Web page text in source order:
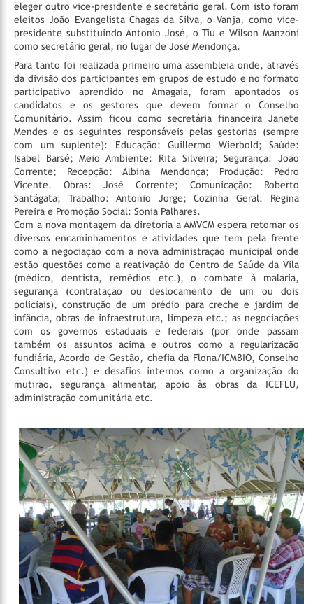
eleger outro vice-presidente e secretário geral. Com isto foram
eleitos João Evangelista Chagas da Silva, o Vanja, como vice-
presidente substituindo Antonio José, o Tiú e Wilson Manzoni
como secretário geral, no lugar de José Mendonça.
Para tanto foi realizada primeiro uma assembleia onde, através
da divisão dos participantes em grupos de estudo e no formato
participativo aprendido no Amagaia, foram apontados os
candidatos e os gestores que devem formar o Conselho
Comunitário. Assim ficou como secretária financeira Janete
Mendes e os seguintes responsáveis pelas gestorias (sempre
com um suplente): Educação: Guillermo Wierbold; Saúde:
Isabel Barsé; Meio Ambiente: Rita Silveira; Segurança: João
Corrente; Recepção: Albina Mendonça; Produção: Pedro
Vicente. Obras: José Corrente; Comunicação: Roberto
Santágata; Trabalho: Antonio Jorge; Cozinha Geral: Regina
Pereira e Promoção Social: Sonia Palhares.
Com a nova montagem da diretoria a AMVCM espera retomar os
diversos encaminhamentos e atividades que tem pela frente
como a negociação com a nova administração municipal onde
estão questões como a reativação do Centro de Saúde da Vila
(médico, dentista, remédios etc.), o combate à malária,
segurança (contratação ou deslocamento de um ou dois
policiais), construção de um prédio para creche e jardim de
infância, obras de infraestrutura, limpeza etc.; as negociações
com os governos estaduais e federais (por onde passam
também os assuntos acima e outros como a regularização
fundiária, Acordo de Gestão, chefia da Flona/ICMBIO, Conselho
Consultivo etc.) e desafios internos como a organização do
mutirão, segurança alimentar, apoio às obras da ICEFLU,
administração comunitária etc.